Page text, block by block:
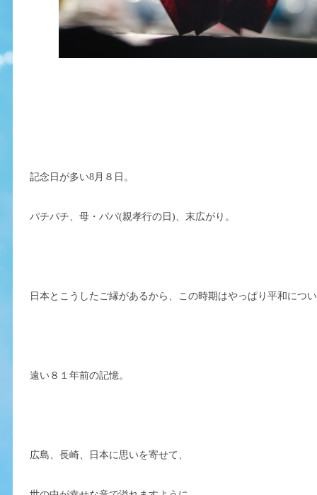
記念日が多い8月８日。
パチパチ、母・パパ(親孝行の日)、末広がり。
日本とこうしたご縁があるから、この時期はやっぱり平和につ
遠い８１年前の記憶。
広島、長崎、日本に思いを寄せて、